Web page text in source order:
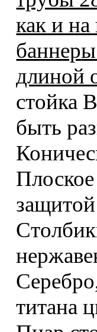
как и
баннеры
длиной
стойка
быть
титана